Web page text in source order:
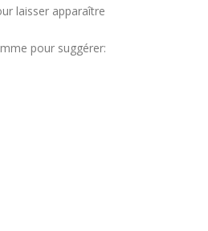
laisser apparaître
pour suggérer: